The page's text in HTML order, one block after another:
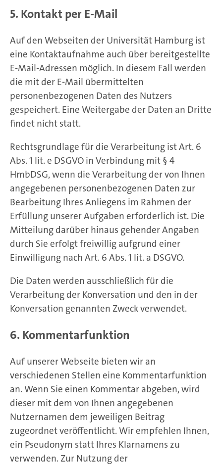
5. Kontakt per E-Mail
Auf den Webseiten der Universität Hamburg ist
eine Kontaktaufnahme auch über bereitgestellte
E-Mail-Adressen möglich. In diesem Fall werden
die mit der E-Mail übermittelten
personenbezogenen Daten des Nutzers
gespeichert. Eine Weitergabe der Daten an Dritte
findet nicht statt.
Rechtsgrundlage für die Verarbeitung ist Art. 6
Abs. 1 lit. e DSGVO in Verbindung mit § 4
HmbDSG, wenn die Verarbeitung der von Ihnen
angegebenen personenbezogenen Daten zur
Bearbeitung Ihres Anliegens im Rahmen der
Erfüllung unserer Aufgaben erforderlich ist. Die
Mitteilung darüber hinaus gehender Angaben
durch Sie erfolgt freiwillig aufgrund einer
Einwilligung nach Art. 6 Abs. 1 lit. a DSGVO.
Die Daten werden ausschließlich für die
Verarbeitung der Konversation und den in der
Konversation genannten Zweck verwendet.
6. Kommentarfunktion
Auf unserer Webseite bieten wir an
verschiedenen Stellen eine Kommentarfunktion
an. Wenn Sie einen Kommentar abgeben, wird
dieser mit dem von Ihnen angegebenen
Nutzernamen dem jeweiligen Beitrag
zugeordnet veröffentlicht. Wir empfehlen Ihnen,
ein Pseudonym statt Ihres Klarnamens zu
verwenden. Zur Nutzung der